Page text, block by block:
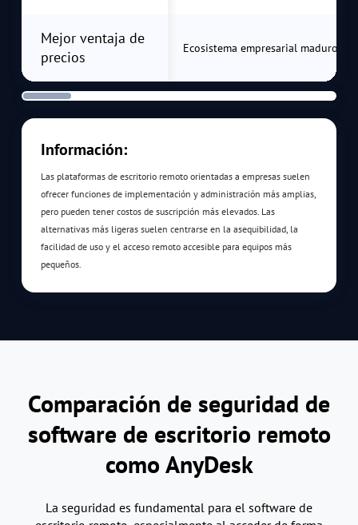
Mejor ventaja de
precios
Ecosistema empresarial maduro
Información:
Las plataformas de escritorio remoto orientadas a empresas suelen
ofrecer funciones de implementación y administración más amplias,
pero pueden tener costos de suscripción más elevados. Las
alternativas más ligeras suelen centrarse en la asequibilidad, la
facilidad de uso y el acceso remoto accesible para equipos más
pequeños.
Comparación de seguridad de
software de escritorio remoto
como AnyDesk
La seguridad es fundamental para el software de